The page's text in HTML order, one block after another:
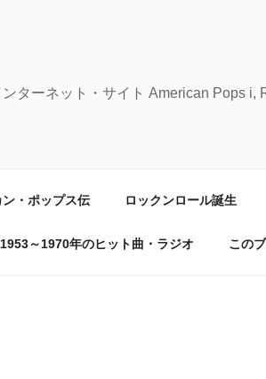
ターネット・サイト American Pops i,
・ポップス伝 ロックンロール誕生
1953～1970年のヒット曲・ラジオ この